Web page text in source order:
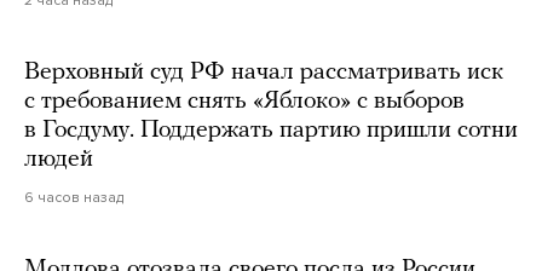
Верховный суд РФ начал рассматривать иск
с требованием снять «Яблоко» с выборов
в Госдуму. Поддержать партию пришли сотни
людей
6 часов назад